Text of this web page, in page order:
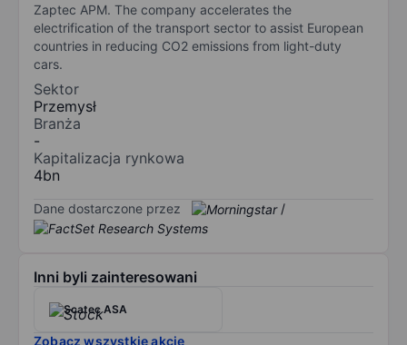
Zaptec APM. The company accelerates the
electrification of the transport sector to assist European
countries in reducing CO2 emissions from light-duty
cars.
Sektor
Przemysł
Branża
-
Kapitalizacja rynkowa
4bn
Dane dostarczone przez /
Inni byli zainteresowani
Scatec ASA
Zobacz wszystkie akcje